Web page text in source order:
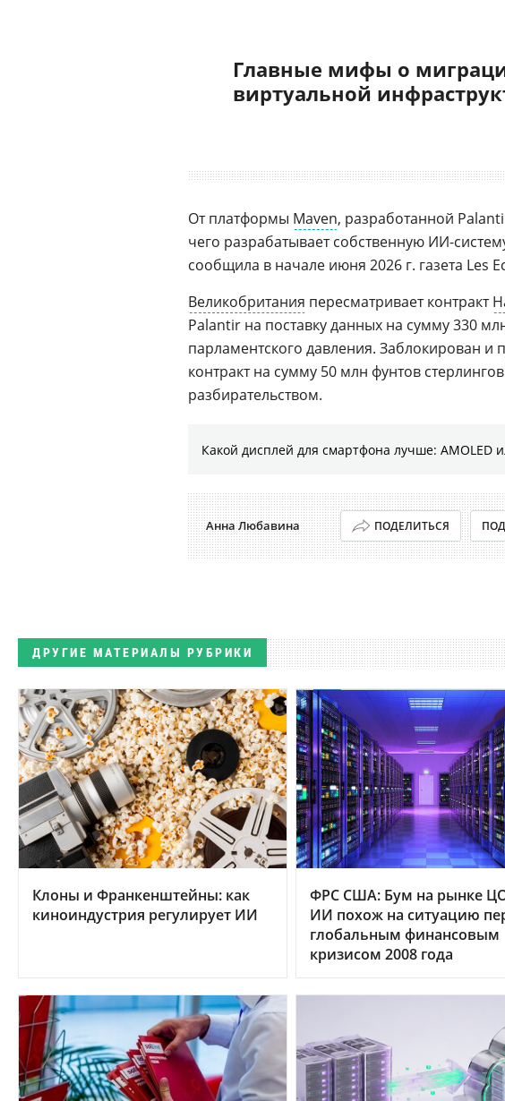
Главные мифы о
виртуальной
От платформы Maven, разработанной
чего разрабатывает собственную ИИ-
сообщила в начале июня 2026 г. газета Les
Великобритания пересматривает контракт
Palantir на поставку данных на сумму 330
парламентского давления. Заблокирован и
контракт на сумму 50 млн фунтов
разбирательством.
Какой дисплей для смартфона лучше: AMOLED
Анна Любавина ПОДЕЛИТЬСЯ
ДРУГИЕ МАТЕРИАЛЫ РУБРИКИ
Клоны и Франкенштейны: как
киноиндустрия регулирует ИИ
ФРС США: Бум на рынке
ИИ похож на ситуацию
глобальным финансовым
кризисом 2008 года